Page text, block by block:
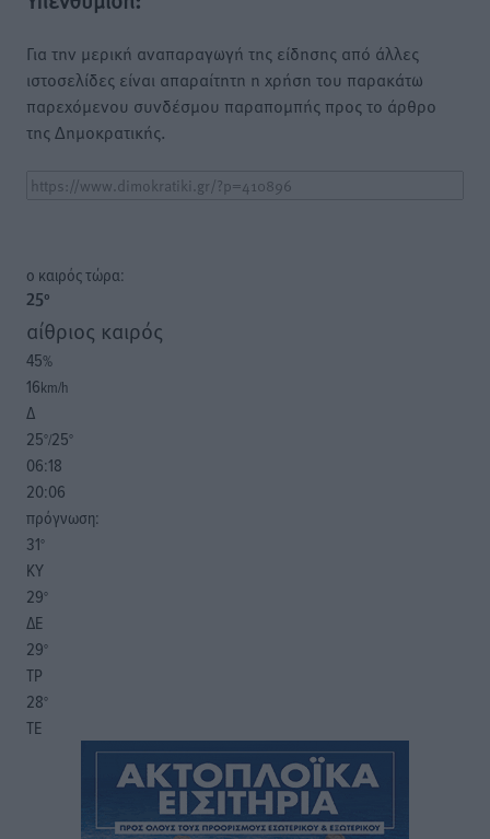
Για την μερική αναπαραγωγή της είδησης από άλλες
ιστοσελίδες είναι απαραίτητη η χρήση του παρακάτω
παρεχόμενου συνδέσμου παραπομπής προς το άρθρο
της Δημοκρατικής.
o καιρός τώρα:
25°
αίθριος καιρός
45%
16km/h
Δ
25°/25°
06:18
20:06
πρόγνωση:
31°
ΚΥ
29°
ΔΕ
29°
ΤΡ
28°
ΤΕ